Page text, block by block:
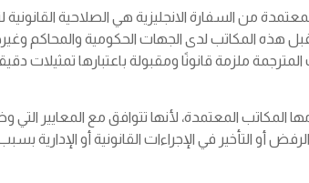
من السفارة الانجليزية هي الصلاحية القانونية
قبل هذه المكاتب لدى الجهات الحكومية والمحاكم
ملزمة قانونًا ومقبولة باعتبارها تمثيلات
المكاتب المعتمدة، لأنها تتوافق مع المعايير التي
أو التأخير في الإجراءات القانونية أو الإدارية